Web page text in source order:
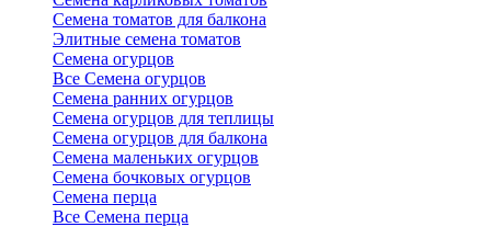
Семена томатов для балкона
Элитные семена томатов
Семена огурцов
Все Семена огурцов
Семена ранних огурцов
Семена огурцов для теплицы
Семена огурцов для балкона
Семена маленьких огурцов
Семена бочковых огурцов
Семена перца
Все Семена перца